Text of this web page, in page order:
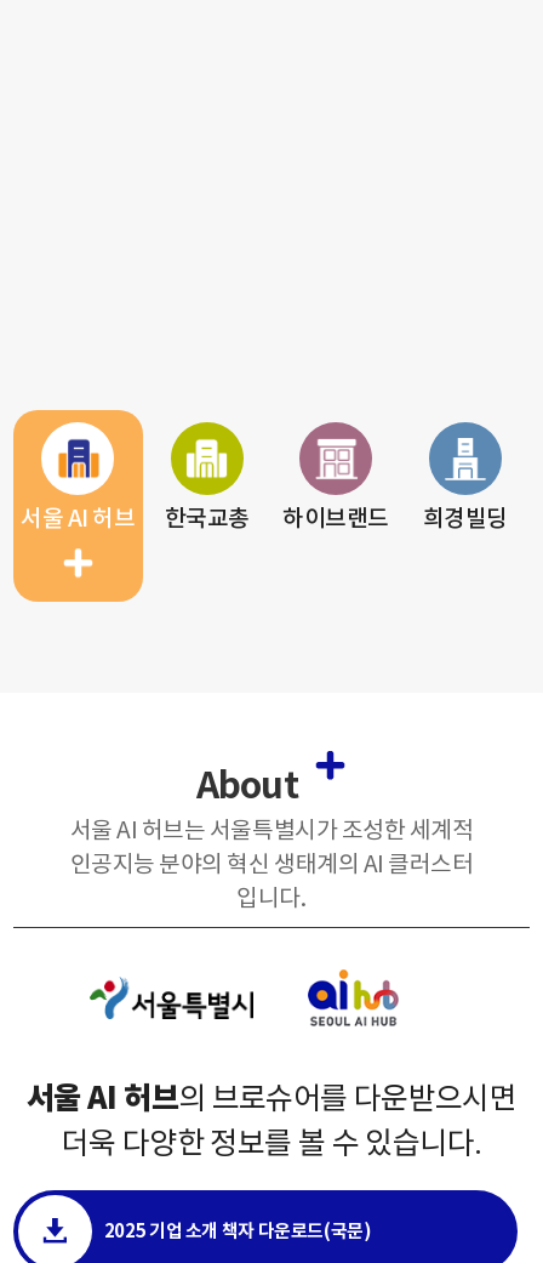
서울 AI 허브 한국교총 하이브랜드 희경빌딩
About
서울 AI 허브는 서울특별시가 조성한 세계적
인공지능 분야의 혁신 생태계의 AI 클러스터
입니다.
서울 AI 허브의 브로슈어를 다운받으시면
더욱 다양한 정보를 볼 수 있습니다.
2025 기업 소개 책자 다운로드(국문)